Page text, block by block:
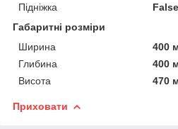
Підніжка
False
Габаритні розміри
Ширина
400
Глибина
400
Висота
470
Приховати